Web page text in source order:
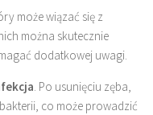
może wiązać się z
można skutecznie
dodatkowej uwagi.
. Po usunięciu zęba,
co może prowadzić